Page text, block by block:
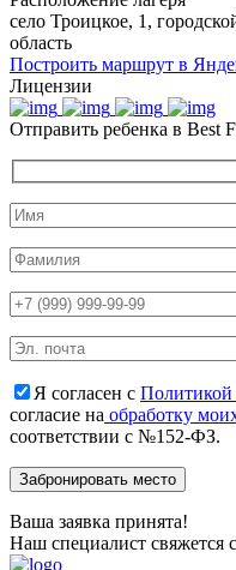
село Троицкое, 1,
область
Построить маршрут в
Лицензии
Отправить ребенка в Best
Я согласен с Политикой
согласие на обработку
соответствии с №152-ФЗ.
Ваша заявка принята!
Наш специалист свяжется